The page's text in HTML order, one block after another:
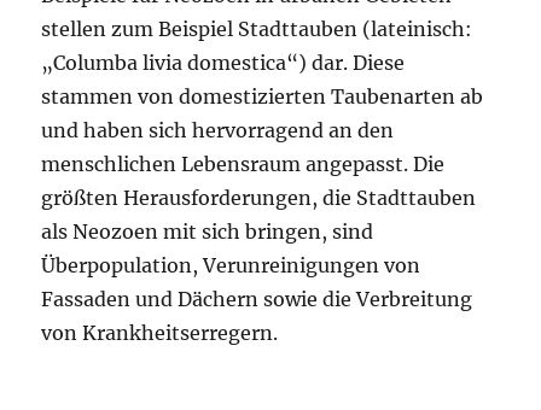
stellen zum Beispiel Stadttauben (lateinisch:
„Columba livia domestica“) dar. Diese
stammen von domestizierten Taubenarten ab
und haben sich hervorragend an den
menschlichen Lebensraum angepasst. Die
größten Herausforderungen, die Stadttauben
als Neozoen mit sich bringen, sind
Überpopulation, Verunreinigungen von
Fassaden und Dächern sowie die Verbreitung
von Krankheitserregern.